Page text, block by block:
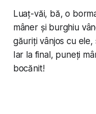
Luaț-văi, bă, o
mâner și burghiu
găuriți vânjos cu
Iar la final, puneți
bocănit!